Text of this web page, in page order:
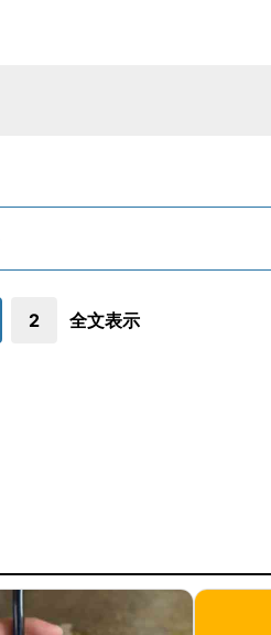
2 全文表示